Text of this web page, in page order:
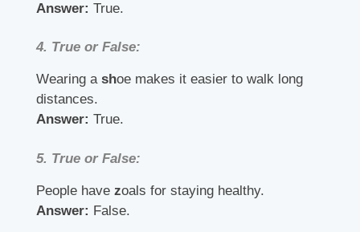
Answer: True.
4. True or False:
Wearing a shoe makes it easier to walk long
distances.
Answer: True.
5. True or False:
People have zoals for staying healthy.
Answer: False.